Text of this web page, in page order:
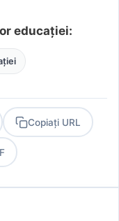
educației:
Copiați URL